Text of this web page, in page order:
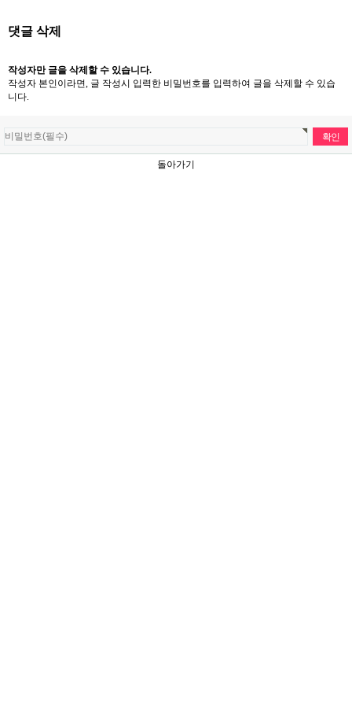
댓글 삭제
작성자만 글을 삭제할 수 있습니다.
작성자 본인이라면, 글 작성시 입력한 비밀번호를 입력하여 글을 삭제할 수 있습
니다.
돌아가기